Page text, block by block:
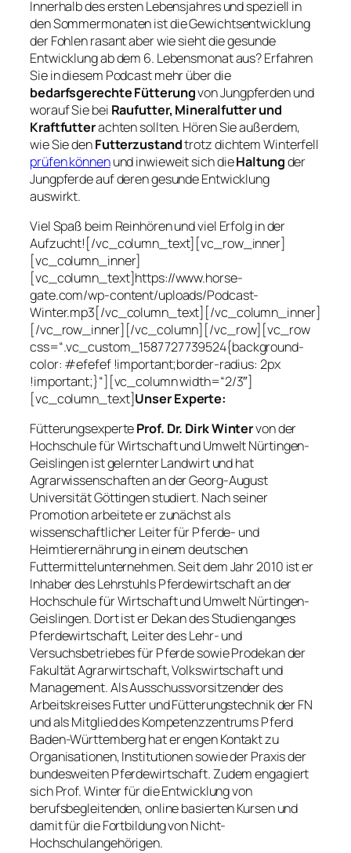
Innerhalb des ersten Lebensjahres und speziell in
den Sommermonaten ist die Gewichtsentwicklung
der Fohlen rasant aber wie sieht die gesunde
Entwicklung ab dem 6. Lebensmonat aus? Erfahren
Sie in diesem Podcast mehr über die
bedarfsgerechte Fütterungvon Jungpferden und
worauf Sie bei Raufutter, Mineralfutter und
Kraftfutterachten sollten. Hören Sie außerdem,
wie Sie denFutterzustandtrotz dichtem Winterfell
prüfen könnenund inwieweit sich dieHaltungder
Jungpferde auf deren gesunde Entwicklung
auswirkt.
Viel Spaß beim Reinhören und viel Erfolg in der
Aufzucht![/vc_column_text][vc_row_inner]
[vc_column_inner]
[vc_column_text]https://www.horse-
gate.com/wp-content/uploads/Podcast-
Winter.mp3[/vc_column_text][/vc_column_inner]
[/vc_row_inner][/vc_column][/vc_row][vc_row
css=“.vc_custom_1587727739524{background-
color: #efefef !important;border-radius: 2px
!important;}“][vc_column width=“2/3″]
[vc_column_text]Unser Experte:
FütterungsexperteProf. Dr. Dirk Wintervon der
Hochschule für Wirtschaft und Umwelt Nürtingen-
Geislingen ist gelernter Landwirt und hat
Agrarwissenschaften an der Georg-August
Universität Göttingen studiert. Nach seiner
Promotion arbeitete er zunächst als
wissenschaftlicher Leiter für Pferde- und
Heimtierernährung in einem deutschen
Futtermittelunternehmen. Seit dem Jahr 2010 ist er
Inhaber des Lehrstuhls Pferdewirtschaft an der
Hochschule für Wirtschaft und Umwelt Nürtingen-
Geislingen. Dort ist er Dekan des Studienganges
Pferdewirtschaft, Leiter des Lehr- und
Versuchsbetriebes für Pferde sowie Prodekan der
Fakultät Agrarwirtschaft, Volkswirtschaft und
Management. Als Ausschussvorsitzender des
Arbeitskreises Futter und Fütterungstechnik der FN
und als Mitglied des Kompetenzzentrums Pferd
Baden-Württemberg hat er engen Kontakt zu
Organisationen, Institutionen sowie der Praxis der
bundesweiten Pferdewirtschaft. Zudem engagiert
sich Prof. Winter für die Entwicklung von
berufsbegleitenden, online basierten Kursen und
damit für die Fortbildung von Nicht-
Hochschulangehörigen.